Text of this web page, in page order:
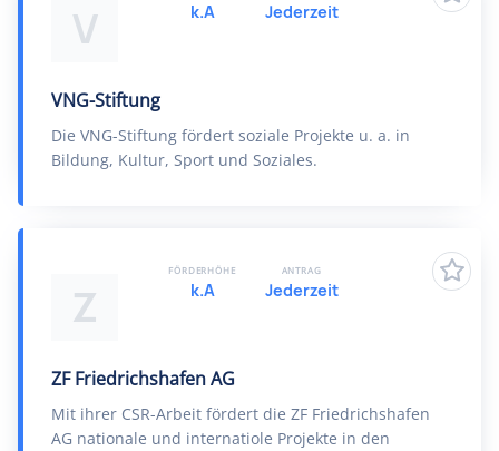
V
VNG-Stiftung
Die VNG-Stiftung fördert soziale Projekte u. a. in
Bildung, Kultur, Sport und Soziales.
k.A Jederzeit
Z
ZF Friedrichshafen AG
Mit ihrer CSR-Arbeit fördert die ZF Friedrichshafen
AG nationale und internatiole Projekte in den
FÖRDERHÖHE
k.A
ANTRAG
Jederzeit